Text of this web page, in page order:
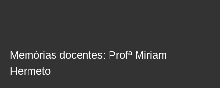
Memórias docentes: Profª Miriam
Hermeto